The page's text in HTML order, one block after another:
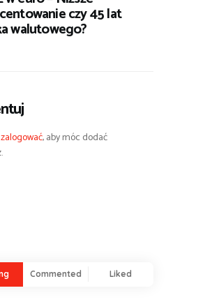
czy 45 lat
walutowego?
zalogować, aby móc dodać
Commented Liked